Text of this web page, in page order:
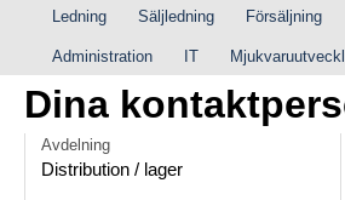
Ledning Säljledning Försäljning
Administration IT
Dina
Avdelning
Distribution / lager